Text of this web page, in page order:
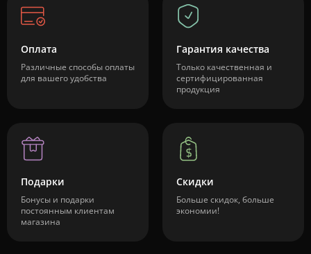
Оплата
Различные способы оплаты
для вашего удобства
Гарантия качества
Только качественная и
сертифицированная
продукция
Подарки
Бонусы и подарки
постоянным клиентам
магазина
Скидки
Больше скидок, больше
экономии!